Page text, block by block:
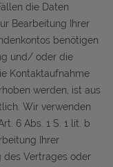
die Daten
Bearbeitung Ihrer
benötigen
und/ oder die
Kontaktaufnahme
werden, ist aus
Wir verwenden
6 Abs. 1 S. 1 lit. b
Ihrer
des Vertrages oder